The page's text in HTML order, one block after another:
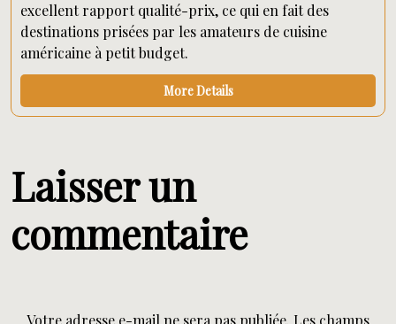
excellent rapport qualité-prix, ce qui en fait des
destinations prisées par les amateurs de cuisine
américaine à petit budget.
More Details
Laisser un
commentaire
Votre adresse e-mail ne sera pas publiée. Les champs